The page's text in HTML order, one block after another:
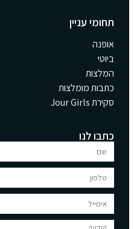
תחומי עניין
אופנה
ביוטי
המלצות
כתבות מומלצות
סקירת Jour Girls
כתבו לנו